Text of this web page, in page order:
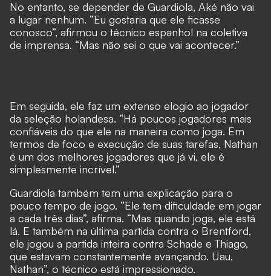
No entanto, se depender de Guardiola, Aké não vai
a lugar nenhum. “Eu gostaria que ele ficasse
conosco”, afirmou o técnico espanhol na coletiva
de imprensa. “Mas não sei o que vai acontecer.”
Em seguida, ele faz um extenso elogio ao jogador
da seleção holandesa. “Há poucos jogadores mais
confiáveis do que ele na maneira como joga. Em
termos de foco e execução de suas tarefas, Nathan
é um dos melhores jogadores que já vi, ele é
simplesmente incrível.”
Guardiola também tem uma explicação para o
pouco tempo de jogo. “Ele tem dificuldade em jogar
a cada três dias”, afirma. “Mas quando joga, ele está
lá. E também na última partida contra o Brentford,
ele jogou a partida inteira contra Schade e Thiago,
que estavam constantemente avançando. Uau,
Nathan”, o técnico está impressionado.